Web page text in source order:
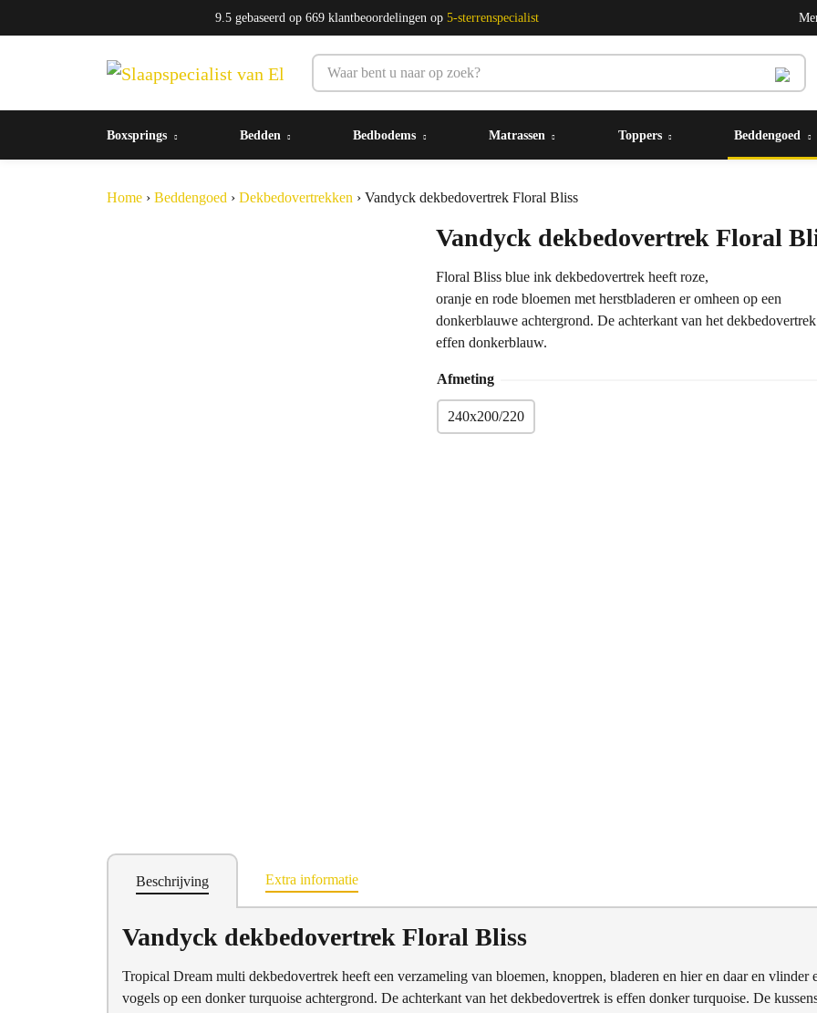
9.5 gebaseerd op 669 klantbeoordelingen op 5-sterrenspecialist
Boxsprings Bedden Bedbodems Matrassen Toppers Beddengoed
Home › Beddengoed › Dekbedovertrekken › Vandyck dekbedovertrek Floral Bliss
Vandyck dekbedovertrek Floral
Floral Bliss blue ink dekbedovertrek heeft roze,
oranje en rode bloemen met herstbladeren er omheen op een
donkerblauwe achtergrond. De achterkant van het
effen donkerblauw.
Afmeting
240x200/220
Beschrijving Extra informatie
Vandyck dekbedovertrek Floral Bliss
Tropical Dream multi dekbedovertrek heeft een verzameling van bloemen, knoppen, bladeren en hier en daar en vlinder
vogels op een donker turquoise achtergrond. De achterkant van het dekbedovertrek is effen donker turquoise. De